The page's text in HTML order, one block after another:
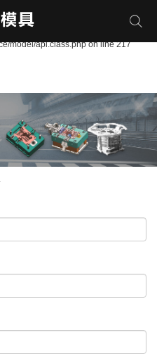
wwwroot/source/cache/
model/api.class.php on line 217